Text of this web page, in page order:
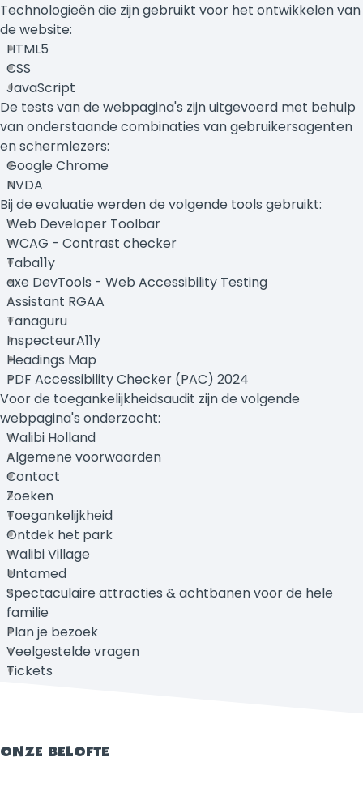
Technologieën die zijn gebruikt voor het ontwikkelen van
de website:
HTML5
CSS
JavaScript
De tests van de webpagina's zijn uitgevoerd met behulp
van onderstaande combinaties van gebruikersagenten
en schermlezers:
Google Chrome
NVDA
Bij de evaluatie werden de volgende tools gebruikt:
Web Developer Toolbar
WCAG - Contrast checker
Taba11y
axe DevTools - Web Accessibility Testing
Assistant RGAA
Tanaguru
InspecteurA11y
Headings Map
PDF Accessibility Checker (PAC) 2024
Voor de toegankelijkheidsaudit zijn de volgende
webpagina's onderzocht:
Walibi Holland
Algemene voorwaarden
Contact
Zoeken
Toegankelijkheid
Ontdek het park
Walibi Village
Untamed
Spectaculaire attracties & achtbanen voor de hele
familie
Plan je bezoek
Veelgestelde vragen
Tickets
ONZE BELOFTE